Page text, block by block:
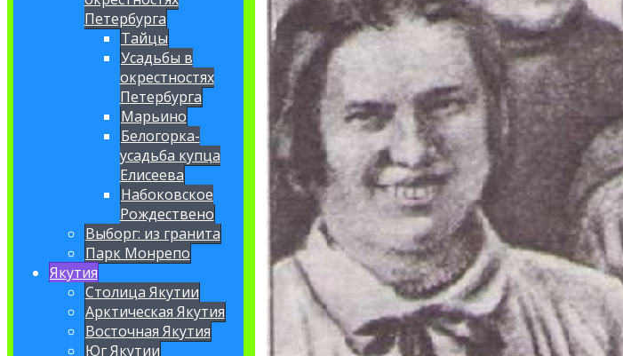
Петербурга
Тайцы
Усадьбы в
окрестностях
Петербурга
Марьино
Белогорка-
усадьба купца
Елисеева
Набоковское
Рождествено
Выборг: из гранита
Парк Монрепо
Якутия
Столица Якутии
Арктическая Якутия
Восточная Якутия
Юг Якутии